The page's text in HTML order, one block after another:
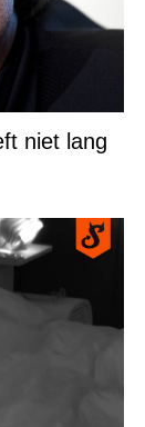
niet lang